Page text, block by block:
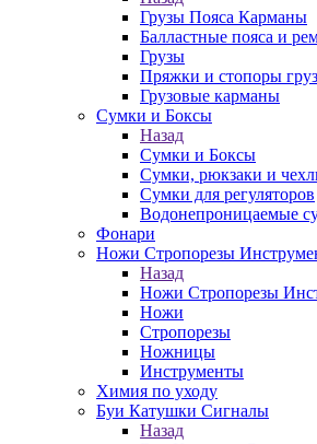
Грузы Пояса Карманы
Балластные пояса и
Грузы
Пряжки и стопоры
Грузовые карманы
Сумки и Боксы
Назад
Сумки и Боксы
Сумки, рюкзаки и
Сумки для регуляторов
Водонепроницаемые
Фонари
Ножи Стропорезы
Назад
Ножи Стропорезы
Ножи
Стропорезы
Ножницы
Инструменты
Химия по уходу
Буи Катушки Сигналы
Назад